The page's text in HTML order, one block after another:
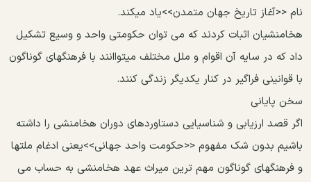
نام <<آغاز تاریخ جهان متمدن>>یاد میکند.
هخامنشیان اثبات کردند که می توان حکومتی واحد و وسیع تشکیل
داد که در سایه آن اقوام و ملل مختلف میتواانند با فرهنگهای گوناگون
با قوانینی فراگیر در کنار یکدیگر زندگی کنند.
سخن پایانی
اگر قصد ارزیابی و شناسیایی دستاوردهای دوران هخامنشی را داشته
باشیم بدون شک مفهوم <<حکومت واحد جهانی>>یعنی ادغام ملتها
و فرهنگهای گوناگون مهم ترین میراث عهد هخامنشی به حساب می